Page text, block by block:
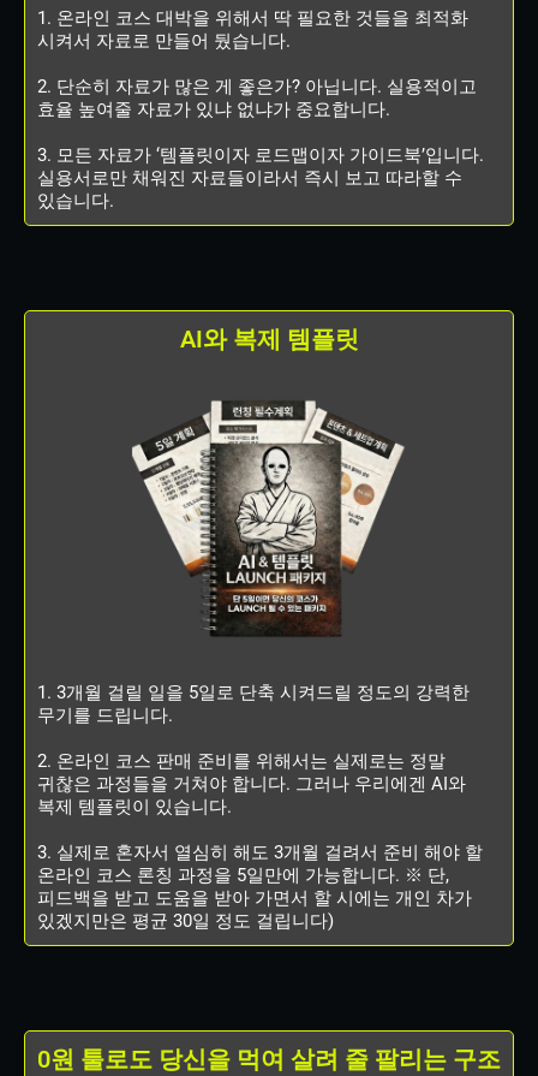
1. 온라인 코스 대박을 위해서 딱 필요한 것들을 최적화
시켜서 자료로 만들어 뒀습니다.
2. 단순히 자료가 많은 게 좋은가? 아닙니다. 실용적이고
효율 높여줄 자료가 있냐 없냐가 중요합니다.
3. 모든 자료가 ‘템플릿이자 로드맵이자 가이드북’입니다.
실용서로만 채워진 자료들이라서 즉시 보고 따라할 수
있습니다.
AI와 복제 템플릿
1. 3개월 걸릴 일을 5일로 단축 시켜드릴 정도의 강력한
무기를 드립니다.
2. 온라인 코스 판매 준비를 위해서는 실제로는 정말
귀찮은 과정들을 거쳐야 합니다. 그러나 우리에겐 AI와
복제 템플릿이 있습니다.
3. 실제로 혼자서 열심히 해도 3개월 걸려서 준비 해야 할
온라인 코스 론칭 과정을 5일만에 가능합니다. ※ 단,
피드백을 받고 도움을 받아 가면서 할 시에는 개인 차가
있겠지만은 평균 30일 정도 걸립니다)
0원 툴로도 당신을 먹여 살려 줄 팔리는 구조